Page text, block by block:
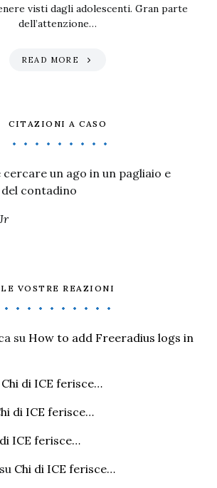
visti dagli adolescenti. Gran parte
dell’attenzione…
READ MORE
CITAZIONI A CASO
un ago in un pagliaio e
contadino
LE VOSTRE REAZIONI
su How to add Freeradius logs in
Chi di ICE ferisce…
di ICE ferisce…
ICE ferisce…
su Chi di ICE ferisce…